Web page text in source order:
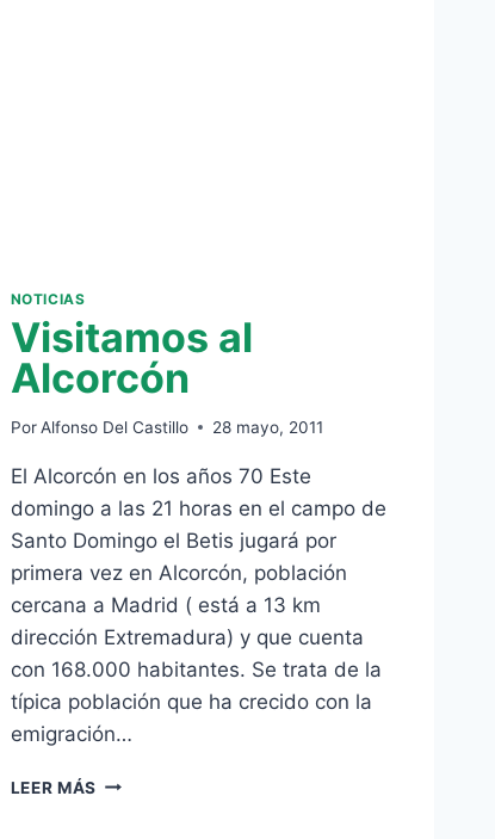
NOTICIAS
Visitamos al
Alcorcón
Por Alfonso Del Castillo 28 mayo, 2011
El Alcorcón en los años 70 Este
domingo a las 21 horas en el campo de
Santo Domingo el Betis jugará por
primera vez en Alcorcón, población
cercana a Madrid ( está a 13 km
dirección Extremadura) y que cuenta
con 168.000 habitantes. Se trata de la
típica población que ha crecido con la
emigración…
LEER MÁS VISITAMOS